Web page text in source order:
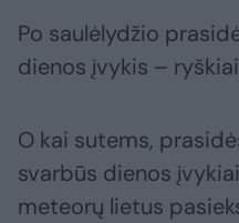
Po saulėlydžio
dienos įvykis –
O kai sutems,
svarbūs dienos
meteorų lietus